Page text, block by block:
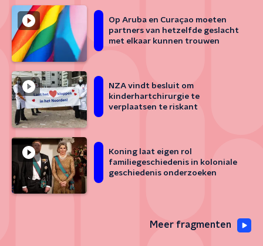
Op Aruba en Curaçao moeten
partners van hetzelfde geslacht
met elkaar kunnen trouwen
NZA vindt besluit om
kinderhartchirurgie te
verplaatsen te riskant
Koning laat eigen rol
familiegeschiedenis in koloniale
geschiedenis onderzoeken
Meer fragmenten